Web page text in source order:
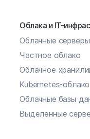
Облака и IT-
Облачные серверы
Частное облако
Облачное
Kubernetes-облако
Облачные базы
Выделенные